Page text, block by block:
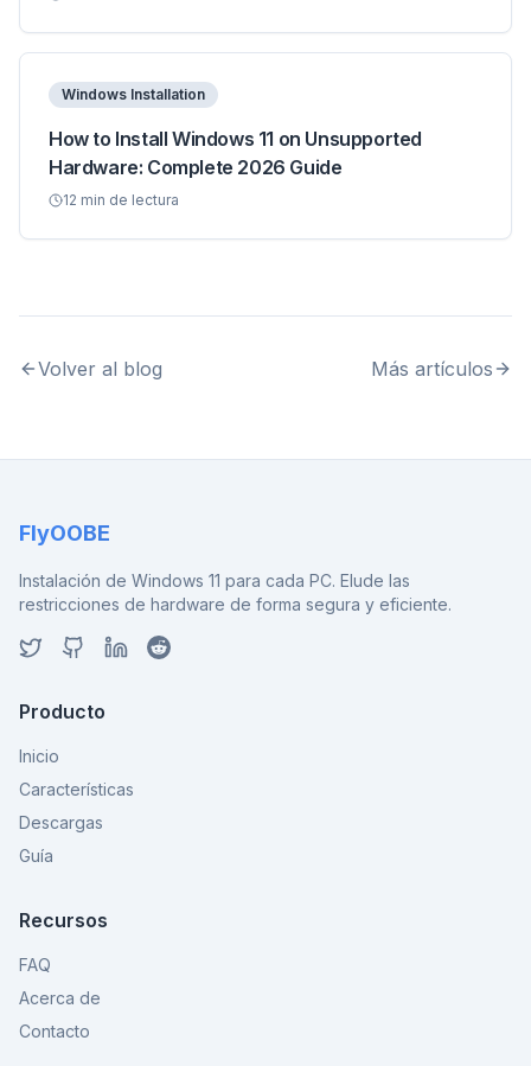
Windows Installation
How to Install Windows 11 on Unsupported
Hardware: Complete 2026 Guide
12 min de lectura
Volver al blog Más artículos
FlyOOBE
Instalación de Windows 11 para cada PC. Elude las
restricciones de hardware de forma segura y eficiente.
Producto
Inicio
Características
Descargas
Guía
Recursos
FAQ
Acerca de
Contacto